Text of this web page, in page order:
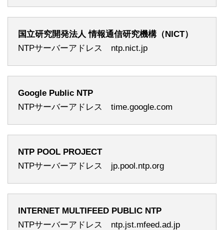
国立研究開発法人 情報通信研究機構（NICT）
NTPサーバーアドレス ntp.nict.jp
Google Public NTP
NTPサーバーアドレス time.google.com
NTP POOL PROJECT
NTPサーバーアドレス jp.pool.ntp.org
INTERNET MULTIFEED PUBLIC NTP
NTPサーバーアドレス ntp.jst.mfeed.ad.jp